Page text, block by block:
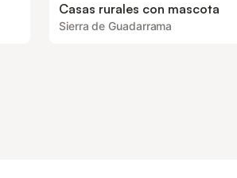
Casas rurales con mascota
Sierra de Guadarrama